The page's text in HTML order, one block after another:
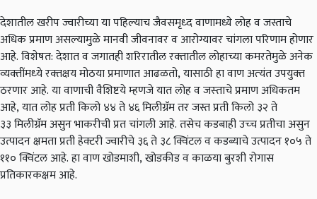
देशातील खरीप ज्वारीच्या या पहिल्याच जैवसमृध्द वाणामध्ये लोह व जस्ताचे
अधिक प्रमाण असल्यामुळे मानवी जीवनावर व आरोग्यावर चांगला परिणाम होणार
आहे.विशेषत:देशात व जगातही शरिरातील रक्‍तातील लोहाच्‍या कमरतेमुळे अनेक
व्‍यक्‍तींमध्‍ये रक्‍तक्षय मोठया प्रमाणात आढळतो,यासाठी हा वाण अत्‍यंत उपयुक्‍त
ठरणार आहे.या वाणाची वैशिष्टये म्हणजे यात लोह व जस्‍ताचे प्रमाण अधिकतम
आहे,यात लोह प्रती किलो ४४ते ४६मिलीग्रॅम तर जस्त प्रती किलो ३२ते
३३मिलीग्रॅम असुन भाकरीची प्रत चांगली आहे.तसेच कडबाही उच्‍च प्रतीचा असुन
उत्पादन क्षमता प्रती हेक्टरी ज्वारीचे ३६ते ३८क्विंटल व कडब्याचे उत्पादन १०५ते
११०क्विंटल आहे.हा वाण खोडमाशी,खोडकीड व काळया बुरशी रोगास
प्रतिकारकक्षम आहे.